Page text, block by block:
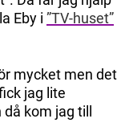
Eby i ”TV-huset”
mycket men det
jag lite
kom jag till